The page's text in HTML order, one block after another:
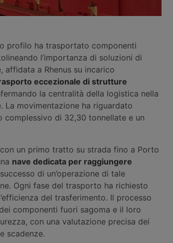
profilo ha trasportato componenti
l’importanza di soluzioni di
a Rhenus su incarico
eccezionale di strutture
la centralità della logistica nella
La movimentazione ha riguardato
di 32,30 tonnellate e un
un primo tratto su strada fino a Porto
nave dedicata per raggiungere
di un’operazione di tale
Ogni fase del trasporto ha richiesto
del trasferimento. Il processo
componenti fuori sagoma e il loro
con una valutazione precisa dei
scadenze.